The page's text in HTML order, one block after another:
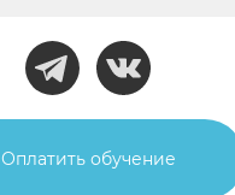
Оплатить обучение